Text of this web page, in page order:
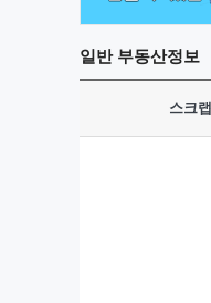
일반부동산정보
스크랩